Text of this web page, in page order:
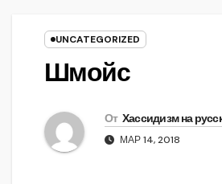
UNCATEGORIZED
Шмойс
От Хассидизм на
МАР 14, 2018